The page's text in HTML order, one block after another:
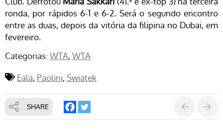
ronda, por rápidos 6-1 e 6-2. Será o segundo encontro
entre as duas, depois da vitória da filipina no Dubai, em
fevereiro.
Categorias: WTA WTA
Eala Paolini Swiatek
SHARE